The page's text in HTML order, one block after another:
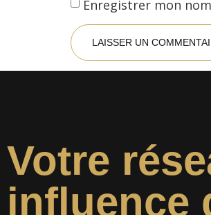
Enregistrer mon
Votre
influence